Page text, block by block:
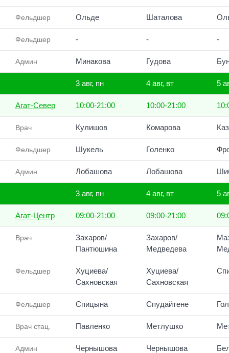
Фельдшер Ольде Шаталова
Фельдшер - - -
Админ Минакова Гудова
3 авг, пн 4 авг, вт 5
Агат-Север 10:00-21:00 10:00-21:00
Врач Кулишов Комарова
Фельдшер Шукель Голенко
Админ Лобашова Лобашова
3 авг, пн 4 авг, вт 5
Агат-Центр 09:00-21:00 09:00-21:00
Врач
Захаров/
Пантюшина
Захаров/
Медведева
Фельдшер
Хуциева/
Сахновская
Хуциева/
Сахновская
Фельдшер Спицына Спудайтене
Врач стац. Павленко Метлушко
Админ Чернышова Чернышова